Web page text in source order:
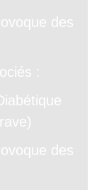
des
:
des